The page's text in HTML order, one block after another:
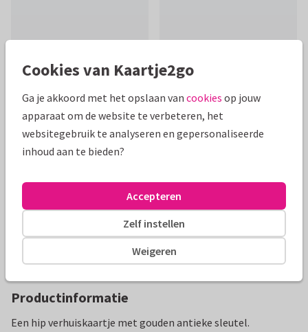
Mooie extra's bij je kaart
Productinformatie
Een hip verhuiskaartje met gouden antieke sleutel.
Cookies van Kaartje2go
Ga je akkoord met het opslaan van cookies op jouw
apparaat om de website te verbeteren, het
websitegebruik te analyseren en gepersonaliseerde
inhoud aan te bieden?
Weigeren
Zelf instellen
Accepteren